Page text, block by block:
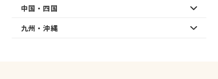
中国・四国
九州・沖縄